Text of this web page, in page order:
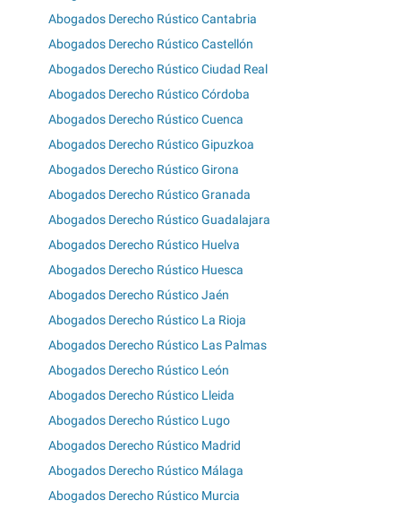
Abogados Derecho Rústico Cantabria
Abogados Derecho Rústico Castellón
Abogados Derecho Rústico Ciudad Real
Abogados Derecho Rústico Córdoba
Abogados Derecho Rústico Cuenca
Abogados Derecho Rústico Gipuzkoa
Abogados Derecho Rústico Girona
Abogados Derecho Rústico Granada
Abogados Derecho Rústico Guadalajara
Abogados Derecho Rústico Huelva
Abogados Derecho Rústico Huesca
Abogados Derecho Rústico Jaén
Abogados Derecho Rústico La Rioja
Abogados Derecho Rústico Las Palmas
Abogados Derecho Rústico León
Abogados Derecho Rústico Lleida
Abogados Derecho Rústico Lugo
Abogados Derecho Rústico Madrid
Abogados Derecho Rústico Málaga
Abogados Derecho Rústico Murcia